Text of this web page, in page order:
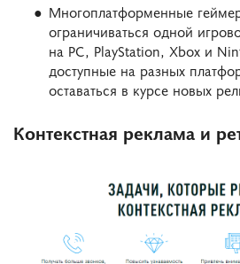
Многоплатформенные
ограничиваться одной
на PC, PlayStation, Xbox и
доступные на разных
оставаться в курсе новых
Контекстная реклама и